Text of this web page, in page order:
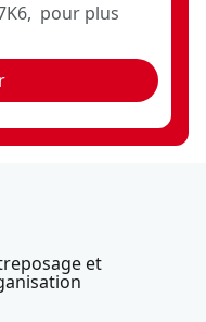
pour plus
et